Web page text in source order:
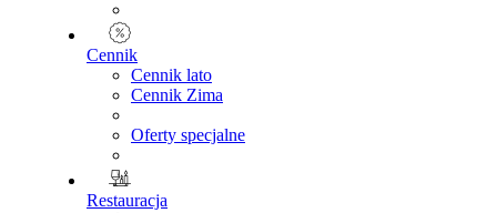
Cennik
Cennik lato
Cennik Zima
Oferty specjalne
Restauracja